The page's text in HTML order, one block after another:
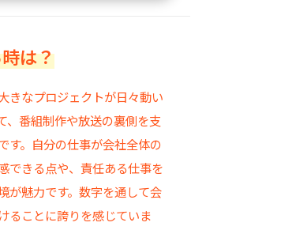
は？
きなプロジェクトが日々動い
、番組制作や放送の裏側を支
す。自分の仕事が会社全体の
できる点や、責任ある仕事を
が魅力です。数字を通して会
ることに誇りを感じていま